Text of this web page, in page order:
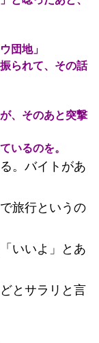
団地」
られて、その話
、そのあと突撃
いるのを。
。バイトがあ
旅行というの
いいよ」とあ
とサラリと言